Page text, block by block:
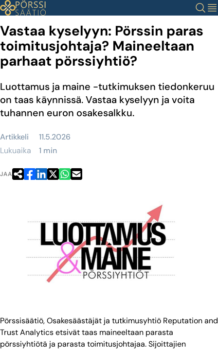
Siirry
sisältöön
Haku
Vastaa kyselyyn: Pörssin paras
toimitusjohtaja? Maineeltaan
parhaat pörssiyhtiö?
Luottamus ja maine -tutkimuksen tiedonkeruu
on taas käynnissä. Vastaa kyselyyn ja voita
tuhannen euron osakesalkku.
Artikkeli
11.5.2026
Lukuaika
1 min
JAA
Pörssisäätiö, Osakesäästäjät ja tutkimusyhtiö Reputation and
Trust Analytics etsivät taas maineeltaan parasta
pörssiyhtiötä ja parasta toimitusjohtajaa. Sijoittajien